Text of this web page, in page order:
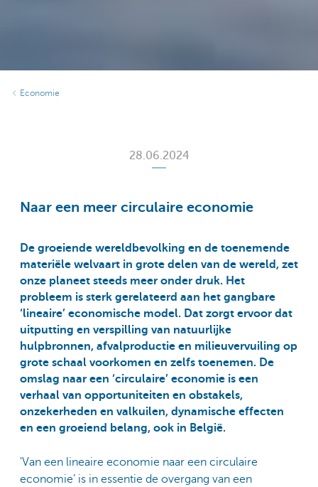
Economie
28.06.2024
Naar een meer circulaire economie
De groeiende wereldbevolking en de toenemende
materiële welvaart in grote delen van de wereld, zet
onze planeet steeds meer onder druk. Het
probleem is sterk gerelateerd aan het gangbare
‘lineaire’ economische model. Dat zorgt ervoor dat
uitputting en verspilling van natuurlijke
hulpbronnen, afvalproductie en milieuvervuiling op
grote schaal voorkomen en zelfs toenemen. De
omslag naar een ‘circulaire’ economie is een
verhaal van opportuniteiten en obstakels,
onzekerheden en valkuilen, dynamische effecten
en een groeiend belang, ook in België.
'Van een lineaire economie naar een circulaire
economie’ is in essentie de overgang van een